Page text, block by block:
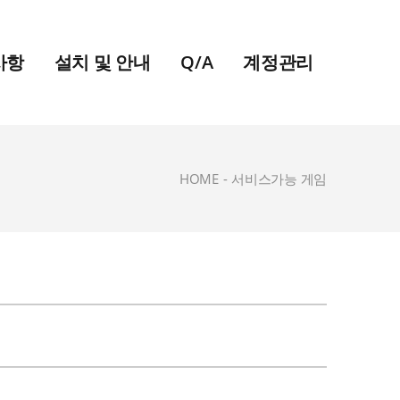
항 설치 및 안내 Q/A 계정관리
HOME - 서비스가능 게임